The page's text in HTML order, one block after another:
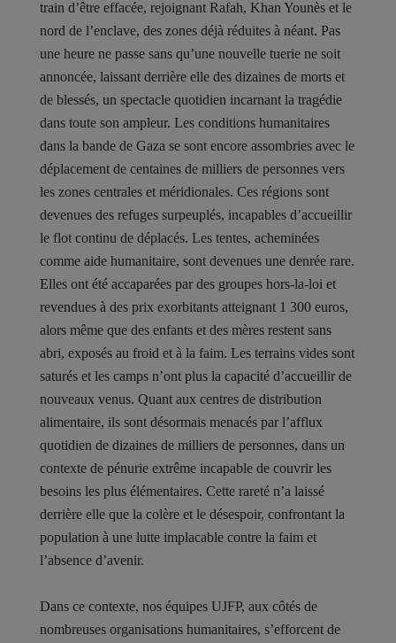
train d’être effacée, rejoignant Rafah, Khan Younès et le
nord de l’enclave, des zones déjà réduites à néant. Pas
une heure ne passe sans qu’une nouvelle tuerie ne soit
annoncée, laissant derrière elle des dizaines de morts et
de blessés, un spectacle quotidien incarnant la tragédie
dans toute son ampleur. Les conditions humanitaires
dans la bande de Gaza se sont encore assombries avec le
déplacement de centaines de milliers de personnes vers
les zones centrales et méridionales. Ces régions sont
devenues des refuges surpeuplés, incapables d’accueillir
le flot continu de déplacés. Les tentes, acheminées
comme aide humanitaire, sont devenues une denrée rare.
Elles ont été accaparées par des groupes hors-la-loi et
revendues à des prix exorbitants atteignant 1 300 euros,
alors même que des enfants et des mères restent sans
abri, exposés au froid et à la faim. Les terrains vides sont
saturés et les camps n’ont plus la capacité d’accueillir de
nouveaux venus. Quant aux centres de distribution
alimentaire, ils sont désormais menacés par l’afflux
quotidien de dizaines de milliers de personnes, dans un
contexte de pénurie extrême incapable de couvrir les
besoins les plus élémentaires. Cette rareté n’a laissé
derrière elle que la colère et le désespoir, confrontant la
population à une lutte implacable contre la faim et
l’absence d’avenir.
Dans ce contexte, nos équipes UJFP, aux côtés de
nombreuses organisations humanitaires, s’efforcent de